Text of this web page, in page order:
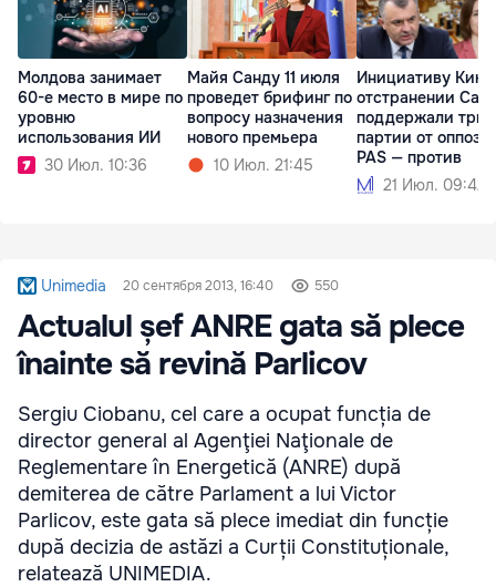
Молдова занимает
60-е место в мире по
уровню
использования ИИ
30 Июл. 10:36
Майя Санду 11 июля
проведет брифинг по
вопросу назначения
нового премьера
10 Июл. 21:45
Инициативу Кику
отстранении
поддержали три
партии от
PAS — против
21 Июл. 09:42
Unimedia 20 сентября 2013, 16:40 550
Actualul șef ANRE gata să plece
înainte să revină Parlicov
Sergiu Ciobanu, cel care a ocupat funcția de
director general al Agenţiei Naţionale de
Reglementare în Energetică (ANRE) după
demiterea de către Parlament a lui Victor
Parlicov, este gata să plece imediat din funcție
după decizia de astăzi a Curții Constituționale,
relatează UNIMEDIA.